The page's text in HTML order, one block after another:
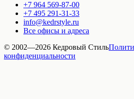
+7 964 569-87-00
+7 495 291-31-33
info@kedrstyle.ru
Все офисы и адреса
© 2002—2026 Кедровый Стиль
конфиденциальности